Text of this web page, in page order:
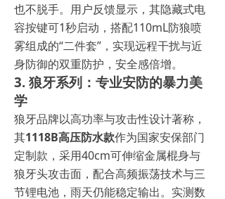
也不脱手。用户反馈显示，其隐藏式电
容按键可1秒启动，搭配110mL防狼喷
雾组成的“二件套”，实现远程干扰与近
身防御的双重防护，安全感倍增。
3. 狼牙系列：专业安防的暴力美
学
狼牙品牌以高功率与攻击性设计著称，
其1118B高压防水款作为国家安保部门
定制款，采用40cm可伸缩金属棍身与
狼牙头攻击面，配合高频振荡技术与三
节锂电池，雨天仍能稳定输出。实测数